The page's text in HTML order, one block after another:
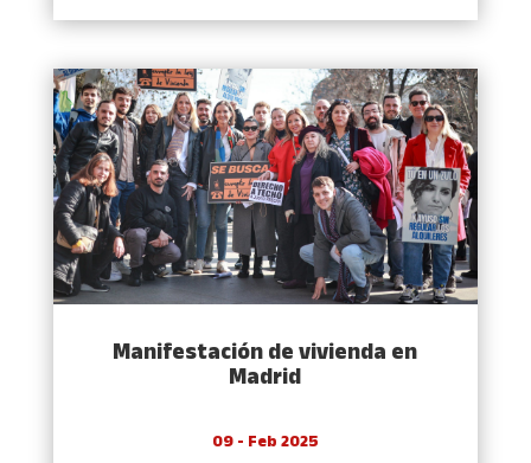
Manifestación de vivienda en
Madrid
09 - Feb 2025